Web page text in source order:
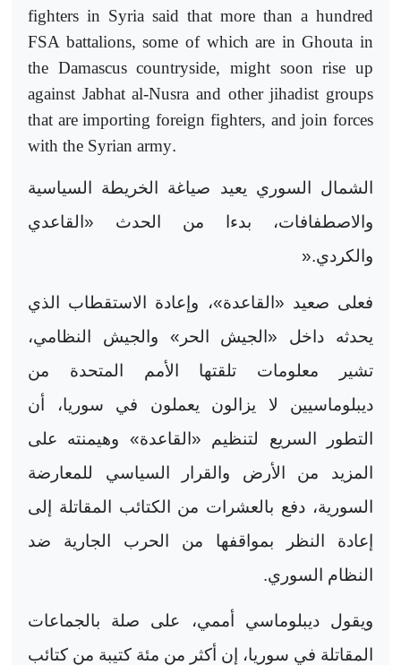
fighters in Syria said that more than a hundred
FSA battalions, some of which are in Ghouta in
the Damascus countryside, might soon rise up
against Jabhat al-Nusra and other jihadist groups
that are importing foreign fighters, and join forces
with the Syrian army.
الشمال السوري يعيد صياغة الخريطة السياسية
والاصطفافات، بدءا من الحدث «القاعدي
والكردي».
فعلى صعيد «القاعدة»، وإعادة الاستقطاب الذي
يحدثه داخل «الجيش الحر» والجيش النظامي،
تشير معلومات تلقتها الأمم المتحدة من
ديبلوماسيين لا يزالون يعملون في سوريا، أن
التطور السريع لتنظيم «القاعدة» وهيمنته على
المزيد من الأرض والقرار السياسي للمعارضة
السورية، دفع بالعشرات من الكتائب المقاتلة إلى
إعادة النظر بمواقفها من الحرب الجارية ضد
النظام السوري.
ويقول ديبلوماسي أممي، على صلة بالجماعات
المقاتلة في سوريا، إن أكثر من مئة كتيبة من كتائب